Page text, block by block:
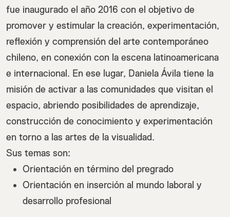
fue inaugurado el año 2016 con el objetivo de
promover y estimular la creación, experimentación,
reflexión y comprensión del arte contemporáneo
chileno, en conexión con la escena latinoamericana
e internacional. En ese lugar, Daniela Ávila tiene la
misión de activar a las comunidades que visitan el
espacio, abriendo posibilidades de aprendizaje,
construcción de conocimiento y experimentación
en torno a las artes de la visualidad.
Sus temas son:
Orientación en término del pregrado
Orientación en inserción al mundo laboral y
desarrollo profesional